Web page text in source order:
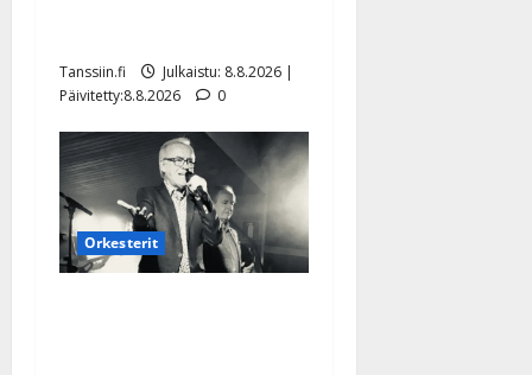
Tanssiin.fi
Julkaistu: 8.8.2026 |
Päivitetty:8.8.2026
0
Orkesterit